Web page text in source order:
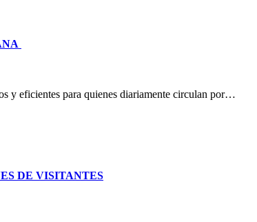
y eficientes para quienes diariamente circulan por…
DE VISITANTES